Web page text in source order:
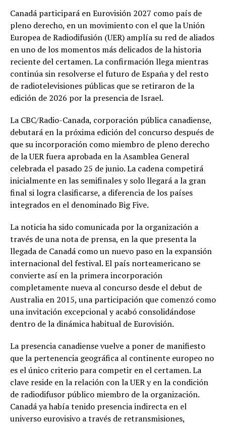
Canadá participará en Eurovisión 2027 como país de
pleno derecho, en un movimiento con el que la Unión
Europea de Radiodifusión (UER) amplía su red de aliados
en uno de los momentos más delicados de la historia
reciente del certamen. La confirmación llega mientras
continúa sin resolverse el futuro de España y del resto
de radiotelevisiones públicas que se retiraron de la
edición de 2026 por la presencia de Israel.
La CBC/Radio-Canada, corporación pública canadiense,
debutará en la próxima edición del concurso después de
que su incorporación como miembro de pleno derecho
de la UER fuera aprobada en la Asamblea General
celebrada el pasado 25 de junio. La cadena competirá
inicialmente en las semifinales y solo llegará a la gran
final si logra clasificarse, a diferencia de los países
integrados en el denominado Big Five.
La noticia ha sido comunicada por la organización a
través de una nota de prensa, en la que presenta la
llegada de Canadá como un nuevo paso en la expansión
internacional del festival. El país norteamericano se
convierte así en la primera incorporación
completamente nueva al concurso desde el debut de
Australia en 2015, una participación que comenzó como
una invitación excepcional y acabó consolidándose
dentro de la dinámica habitual de Eurovisión.
La presencia canadiense vuelve a poner de manifiesto
que la pertenencia geográfica al continente europeo no
es el único criterio para competir en el certamen. La
clave reside en la relación con la UER y en la condición
de radiodifusor público miembro de la organización.
Canadá ya había tenido presencia indirecta en el
universo eurovisivo a través de retransmisiones,